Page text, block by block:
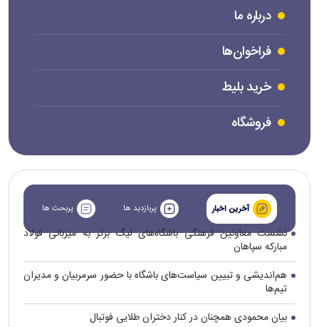
درباره ما
فراخوان‌ها
خرید بلیط
فروشگاه
آخرین اخبار پربازدید ها پربحث ها
نشست معاونین فرهنگی باشگاه‌های لیگ برتر به میزبانی فولاد
مبارکه سپاهان
هم‌اندیشی و تبیین سیاست‌های باشگاه با حضور سرمربیان و مدیران
تیم‌ها
بیان محمودی همچنان در کنار دختران طلایی فوتبال